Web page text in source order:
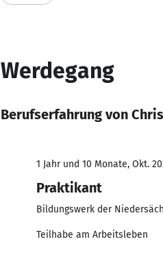
Werdegang
Berufserfahrung von
1 Jahr und 10 Monate, Okt.
Praktikant
Bildungswerk der
Teilhabe am Arbeitsleben